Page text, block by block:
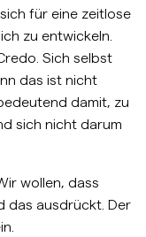
für eine zeitlose
zu entwickeln.
Sich selbst
das ist nicht
damit, zu
sich nicht darum
wollen, dass
das ausdrückt. Der